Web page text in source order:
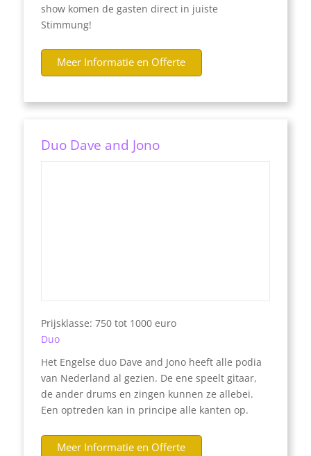
show komen de gasten direct in juiste
Stimmung!
Meer Informatie en Offerte
Duo Dave and Jono
Prijsklasse: 750 tot 1000 euro
Duo
Het Engelse duo Dave and Jono heeft alle podia
van Nederland al gezien. De ene speelt gitaar,
de ander drums en zingen kunnen ze allebei.
Een optreden kan in principe alle kanten op.
Meer Informatie en Offerte